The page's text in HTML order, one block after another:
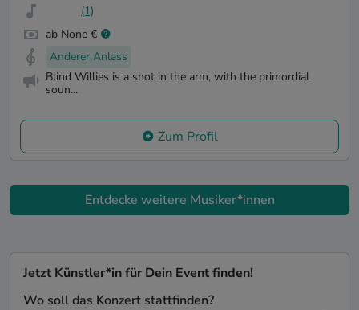
(1)
ab None €
Anderer Anlass
Blind Willies is a shot in the arm, with the primordial
soun...
Zum Profil
Entdecke weitere Musiker*innen
Jetzt Künstler*in für Dein Event finden!
Wo soll das Konzert stattfinden?